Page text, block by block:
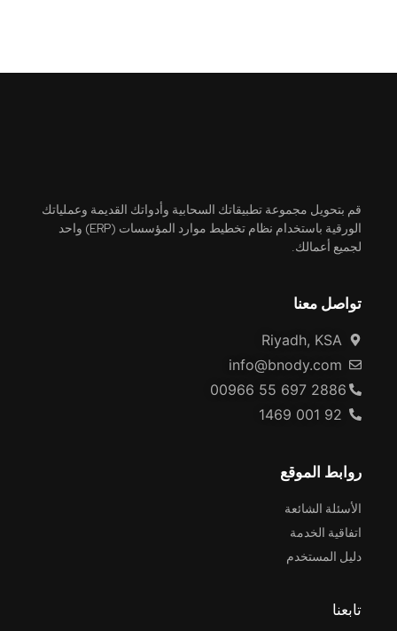
قم بتحويل مجموعة تطبيقاتك السحابية وأدواتك القديمة وعملياتك
الورقية باستخدام نظام تخطيط موارد المؤسسات (ERP) واحد
لجميع أعمالك.
تواصل معنا
Riyadh, KSA
info@bnody.com
00966 55 697 2886
92 001 1469
روابط الموقع
الأسئلة الشائعة
اتفاقية الخدمة
دليل المستخدم
تابعنا